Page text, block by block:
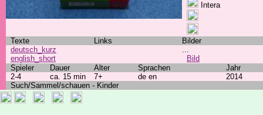
Intera
Texte Links
Bilder
deutsch_kurz
english_short
...
Bild
Spieler
Dauer Alter Sprachen
Jahr
2-4
ca. 15 min 7+ de en
2014
Such/Sammel/schauen - Kinder